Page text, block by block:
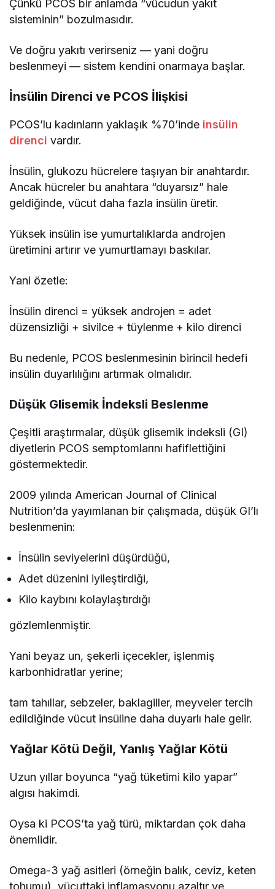
Çünkü PCOS bir anlamda “vücudun yakıt
sisteminin” bozulmasıdır.
Ve doğru yakıtı verirseniz — yani doğru
beslenmeyi — sistem kendini onarmaya başlar.
İnsülin Direnci ve PCOS İlişkisi
PCOS’lu kadınların yaklaşık %70’inde insülin
direnci vardır.
İnsülin, glukozu hücrelere taşıyan bir anahtardır.
Ancak hücreler bu anahtara “duyarsız” hale
geldiğinde, vücut daha fazla insülin üretir.
Yüksek insülin ise yumurtalıklarda androjen
üretimini artırır ve yumurtlamayı baskılar.
Yani özetle:
İnsülin direnci = yüksek androjen = adet
düzensizliği + sivilce + tüylenme + kilo direnci
Bu nedenle, PCOS beslenmesinin birincil hedefi
insülin duyarlılığını artırmak olmalıdır.
Düşük Glisemik İndeksli Beslenme
Çeşitli araştırmalar, düşük glisemik indeksli (GI)
diyetlerin PCOS semptomlarını hafiflettiğini
göstermektedir.
2009 yılında American Journal of Clinical
Nutrition’da yayımlanan bir çalışmada, düşük GI’lı
beslenmenin:
İnsülin seviyelerini düşürdüğü,
Adet düzenini iyileştirdiği,
Kilo kaybını kolaylaştırdığı
gözlemlenmiştir.
Yani beyaz un, şekerli içecekler, işlenmiş
karbonhidratlar yerine;
tam tahıllar, sebzeler, baklagiller, meyveler tercih
edildiğinde vücut insüline daha duyarlı hale gelir.
Yağlar Kötü Değil, Yanlış Yağlar Kötü
Uzun yıllar boyunca “yağ tüketimi kilo yapar”
algısı hakimdi.
Oysa ki PCOS’ta yağ türü, miktardan çok daha
önemlidir.
Omega-3 yağ asitleri (örneğin balık, ceviz, keten
tohumu), vücuttaki inflamasyonu azaltır ve